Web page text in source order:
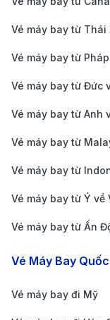
Vietnam Airlines
China Airlines
Asiana Airlines
Giá vé máy
York mới
Vé máy bay từ Thái
Vé máy bay từ
Vé máy bay từ Đức
Vé máy bay từ Anh
Vé máy bay từ
Vé máy bay từ
Vé máy bay từ Ý về
Vé máy bay từ Ấn
Vé Máy Bay
Vé máy bay đi Mỹ